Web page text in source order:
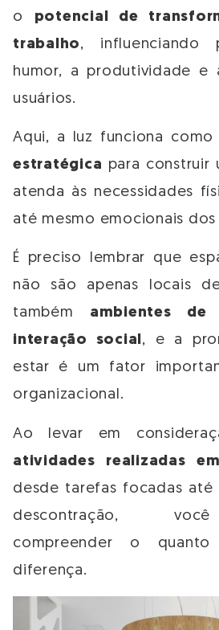
o potencial de
trabalho, influenciando
humor, a produtividade e
usuários.
Aqui, a luz funciona como
estratégica para construir
atenda às necessidades
até mesmo emocionais
É preciso lembrar que
não são apenas locais
também ambientes de
interação social, e a
estar é um fator
organizacional.
Ao levar em
atividades realizadas
desde tarefas focadas até
descontração,
compreender o
diferença.